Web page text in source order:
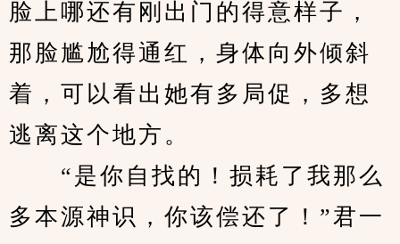
脸上哪还有刚出门的得意样子，
那脸尴尬得通红，身体向外倾斜
着，可以看出她有多局促，多想
逃离这个地方。
“是你自找的！损耗了我那么
多本源神识，你该偿还了！”君一